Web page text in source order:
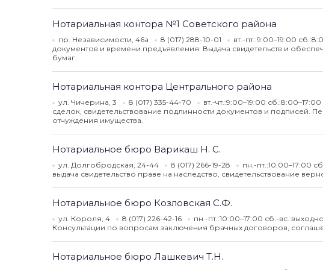
Нотариальная контора №1 Советского района
пр. Независимости, 46а 8 (017) 288-10-01 вт.-пт.:9:00–19:00
документов и времени предъявления. Выдача свидетельств и
бумаг.
Нотариальная контора Центрального района
ул. Чичерина, 3 8 (017) 335-44-70 вт.-чт.:9:00–19:00
сделок, свидетельствование подлинности документов и подписей.
отчуждения имущества.
Нотариальное бюро Варикаш Н. С.
ул. Долгобродская, 24-44 8 (017) 266-19-28 пн.-пт.:10:00–17:00
выдача свидетельство праве на наследство, свидетельствование
Нотариальное бюро Козловская С.Ф.
ул. Короля, 4 8 (017) 226-42-16 пн.-пт.:10:00–17:00 сб.-
Консультации по вопросам заключения брачных договоров,
Нотариальное бюро Лашкевич Т.Н.